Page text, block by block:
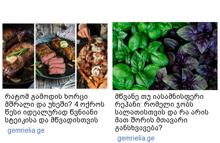
რატომ გამოდის ხორცი
მშრალი და უხეში? 4 ოქროს
წესი იდეალურად წვნიანი
სტეიკისა და მწვადისთვის
gemrielia.ge
მწვანე თუ იასამნისფერი
რეჰანი: რომელი ჯობს
სალათისთვის და რა არის
მათ შორის მთავარი
განსხვავება?
gemrielia.ge